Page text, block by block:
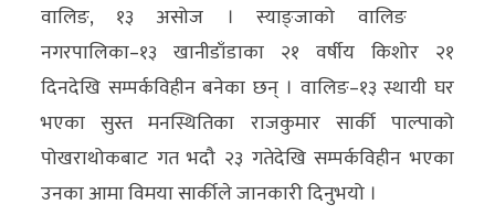
विज्ञान
प्रविधि
अन्तरर्वार्ता
विचार/
ब्लग
वालिङ, १३ असोज । स्याङ्जाको वालिङ
नगरपालिका–१३ खानीडाँडाका २१ वर्षीय किशोर २१
दिनदेखि सम्पर्कविहीन बनेका छन् । वालिङ–१३ स्थायी घर
भएका सुस्त मनस्थितिका राजकुमार सार्की पाल्पाको
पोखराथोकबाट गत भदौ २३ गतेदेखि सम्पर्कविहीन भएका
उनका आमा विमया सार्कीले जानकारी दिनुभयो ।